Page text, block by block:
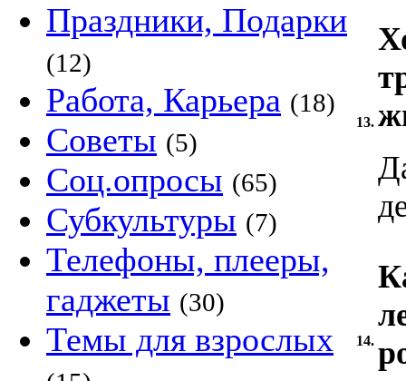
Праздники, Подарки
(12)
Работа, Карьера (18)
Советы (5)
Соц.опросы (65)
Субкультуры (7)
Телефоны, плееры,
гаджеты (30)
Темы для взрослых
13.
14.